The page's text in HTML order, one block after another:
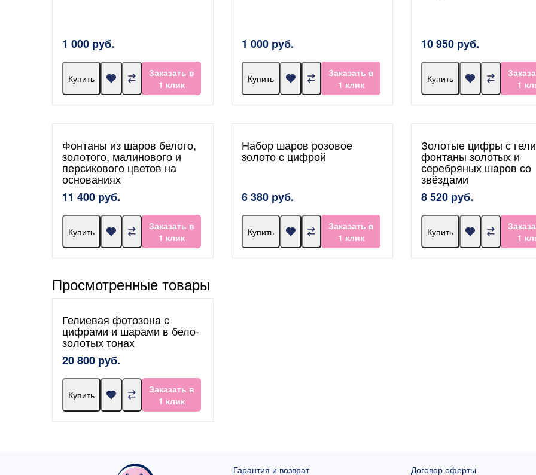
1 000 руб.
Купить
Заказать в
1 клик
1 000 руб.
Купить
Заказать в
1 клик
10 950 руб.
Купить
1
Фонтаны из шаров белого,
золотого, малинового и
персикового цветов на
основаниях
11 400 руб.
Купить
Заказать в
1 клик
Набор шаров розовое
золото с цифрой
6 380 руб.
Купить
Заказать в
1 клик
Золотые цифры с
фонтаны золотых и
серебряных шаров со
звёздами
8 520 руб.
Купить
1
Просмотренные товары
Гелиевая фотозона с
цифрами и шарами в бело-
золотых тонах
20 800 руб.
Купить
Заказать в
1 клик
Гарантия и возврат Договор оферты